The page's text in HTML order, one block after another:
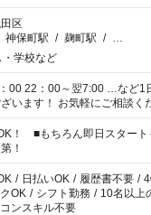
区
神保町駅 / 麹町駅 / …
・学校など
22：00～翌7:00 …など1日4時
います！ お気軽にご相談く
！ ■もちろん即日スター
！
/ 日払いOK / 履歴書不要 /
OK / シフト勤務 / 10名以上
ンスキル不要